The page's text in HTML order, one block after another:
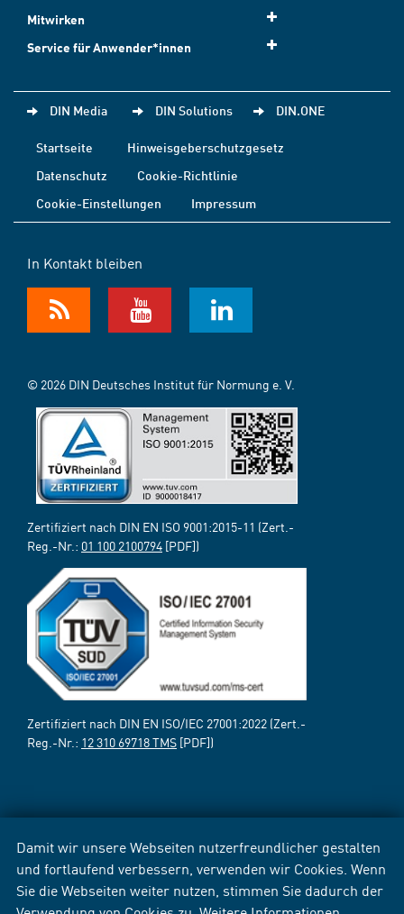
Damit wir unsere Webseiten nutzerfreundlicher gestalten
und fortlaufend verbessern, verwenden wir Cookies. Wenn
Sie die Webseiten weiter nutzen, stimmen Sie dadurch der
Mitwirken
Service für Anwender*innen
DIN Media DIN Solutions DIN.ONE
Startseite
Hinweisgeberschutzgesetz
Datenschutz
Cookie-Richtlinie
Cookie-Einstellungen
Impressum
In Kontakt bleiben
© 2026 DIN Deutsches Institut für Normung e. V.
Zertifiziert nach DIN EN ISO 9001:2015-11 (Zert.-
Reg.-Nr.: 01 100 2100794 [PDF])
Zertifiziert nach DIN EN ISO/IEC 27001:2022 (Zert.-
Reg.-Nr.: 12 310 69718 TMS [PDF])